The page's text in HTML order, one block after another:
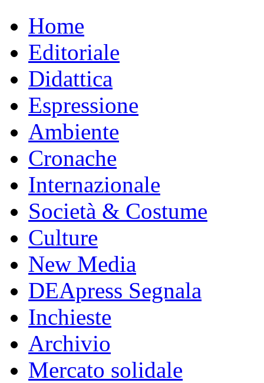
Home
Editoriale
Didattica
Espressione
Ambiente
Cronache
Internazionale
Società & Costume
Culture
New Media
DEApress Segnala
Inchieste
Archivio
Mercato solidale